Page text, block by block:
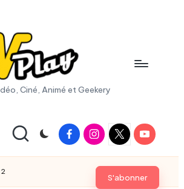
Ciné, Animé et Geekery
FacebookInstagram
X
|
Twitter
Youtube
S'abonner